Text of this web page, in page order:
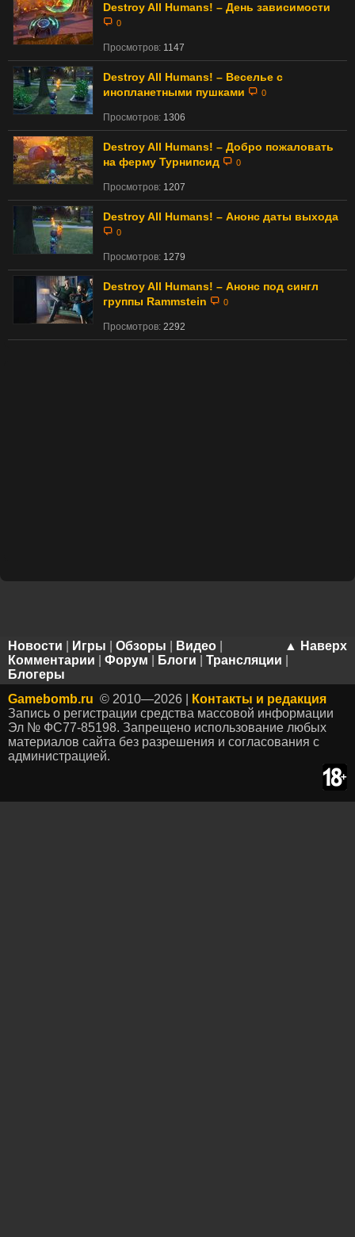
Destroy All Humans! – День зависимости
0
Просмотров: 1147
Destroy All Humans! – Веселье с
инопланетными пушками
0
Просмотров: 1306
Destroy All Humans! – Добро пожаловать
на ферму Турнипсид
0
Просмотров: 1207
Destroy All Humans! – Анонс даты выхода
0
Просмотров: 1279
Destroy All Humans! – Анонс под сингл
группы Rammstein
0
Просмотров: 2292
▲ Наверх
Новости Игры Обзоры Видео
Комментарии
Форум Блоги Трансляции
Блогеры
Gamebomb.ru © 2010—2026 |
Контакты и редакция
Запись о регистрации средства массовой информации
Эл № ФС77-85198. Запрещено использование любых
материалов сайта без разрешения и согласования с
администрацией.